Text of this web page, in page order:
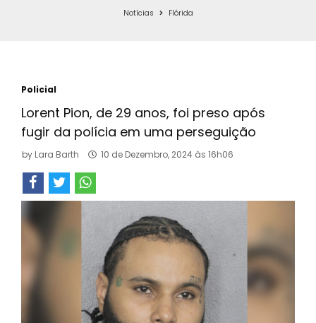
a
Notícias Flórida
Policial
Lorent Pion, de 29 anos, foi preso após
fugir da polícia em uma perseguição
by Lara Barth 10 de Dezembro, 2024 às 16h06